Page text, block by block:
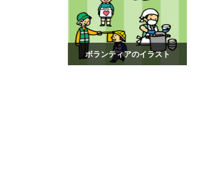
ボランティアのイラスト